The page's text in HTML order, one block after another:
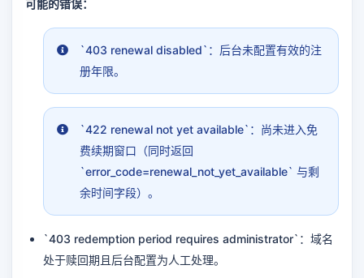
可能的错误：
`403 renewal disabled`：后台未配置有效的注
册年限。
`422 renewal not yet available`：尚未进入免
费续期窗口（同时返回
`error_code=renewal_not_yet_available` 与剩
余时间字段）。
`403 redemption period requires administrator`：域名
处于赎回期且后台配置为人工处理。